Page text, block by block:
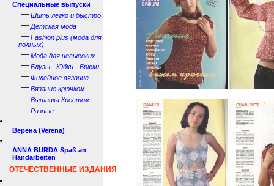
Специальные выпуски
— Шить легко и быстро
— Детская мода
— Fashion plus (мода для
полных)
— Мода для невысоких
— Блузы - Юбки - Брюки
— Филейное вязание
— Вязание крючком
— Вышивка Крестом
— Разные
Верена (Verena)
ANNA BURDA Spaß an
Handarbeiten
ОТЕЧЕСТВЕННЫЕ ИЗДАНИЯ